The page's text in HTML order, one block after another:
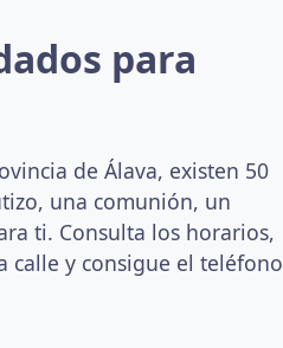
para
de Álava, existen 50
una comunión, un
ti. Consulta los horarios,
calle y consigue el teléfono